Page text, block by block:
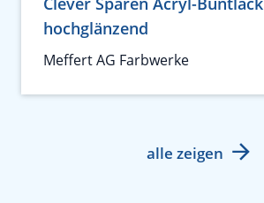
hochglänzend
Meffert AG Farbwerke
alle zeigen